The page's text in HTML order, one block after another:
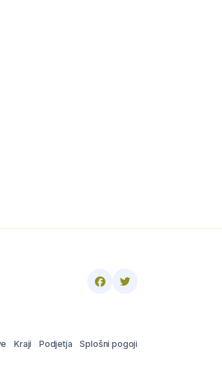
Kraji Podjetja Splošni pogoji